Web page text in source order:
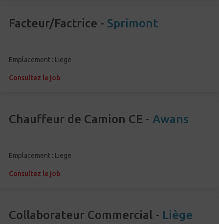
Facteur/Factrice - Sprimont
Emplacement : Liege
Consultez le job
Chauffeur de Camion CE - Awans
Emplacement : Liege
Consultez le job
Collaborateur Commercial - Liège